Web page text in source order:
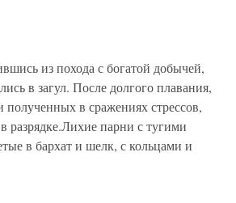
из похода с богатой добычей,
в загул. После долгого плавания,
в сражениях стрессов,
разрядке.Лихие парни с тугими
в бархат и шелк, с кольцами и